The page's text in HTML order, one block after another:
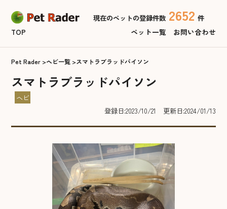
現在のペットの登録件数 2652 件
TOP
ペット一覧 お問い合わせ
Pet Rader ヘビ一覧 スマトラブラッドパイソン
スマトラブラッドパイソン
ヘビ
登録日:2023/10/21
更新日:2024/01/13